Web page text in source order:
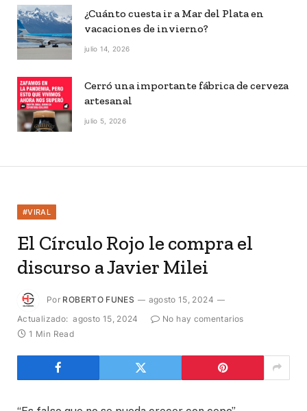
¿Cuánto cuesta ir a Mar del Plata en
vacaciones de invierno?
julio 14, 2026
Cerró una importante fábrica de cerveza
artesanal
julio 5, 2026
#VIRAL
El Círculo Rojo le compra el
discurso a Javier Milei
Por ROBERTO FUNES
agosto 15, 2024
Actualizado: agosto 15, 2024
No hay comentarios
1 Min Read